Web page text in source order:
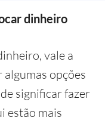
dinheiro
vale a
opções
significar fazer
estão mais